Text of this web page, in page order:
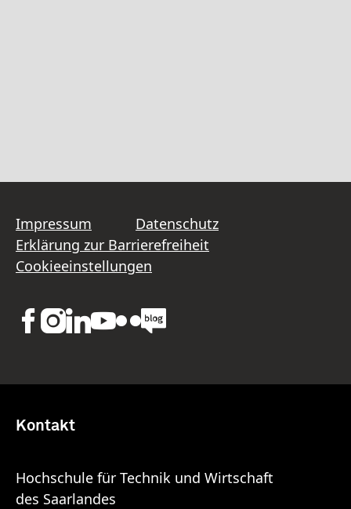
Impressum
Datenschutz
Erklärung zur Barrierefreiheit
Cookieeinstellungen
Kontakt
Hochschule für Technik und Wirtschaft
des Saarlandes